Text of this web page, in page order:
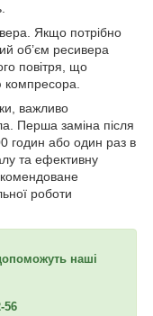
Якщо потрібно
об’єм ресивера
повітря, що
компресора.
важливо
Перша заміна після
годин або один раз в
та ефективну
роботи
наші
56